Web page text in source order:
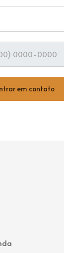
em contato